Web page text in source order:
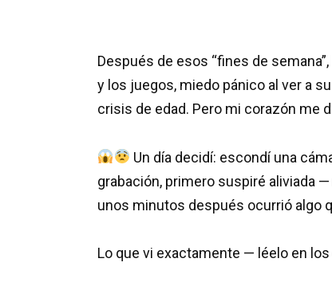
Después de esos “fines de
y los juegos, miedo pánico al ver a
crisis de edad. Pero mi corazón me
Un día decidí: escondí una
grabación, primero suspiré aliviada
unos minutos después ocurrió algo
Lo que vi exactamente — léelo en